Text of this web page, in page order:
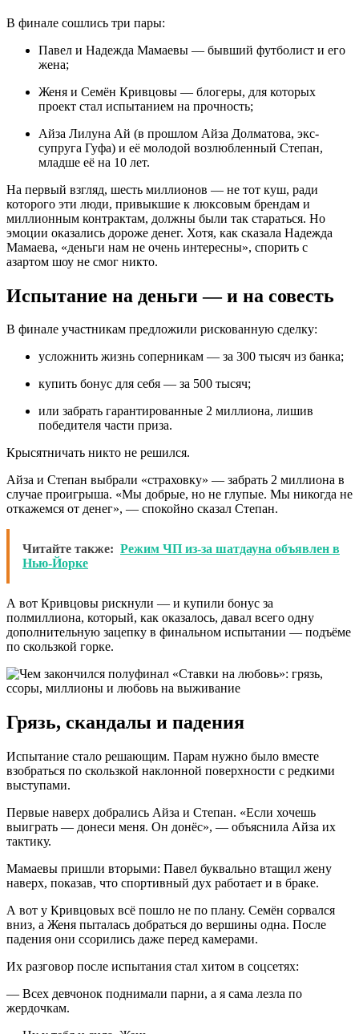
В финале сошлись три пары:
Павел и Надежда Мамаевы — бывший футболист и его
жена;
Женя и Семён Кривцовы — блогеры, для которых
проект стал испытанием на прочность;
Айза Лилуна Ай (в прошлом Айза Долматова, экс-
супруга Гуфа) и её молодой возлюбленный Степан,
младше её на 10 лет.
На первый взгляд, шесть миллионов — не тот куш, ради
которого эти люди, привыкшие к люксовым брендам и
миллионным контрактам, должны были так стараться. Но
эмоции оказались дороже денег. Хотя, как сказала Надежда
Мамаева, «деньги нам не очень интересны», спорить с
азартом шоу не смог никто.
Испытание на деньги — и на совесть
В финале участникам предложили рискованную сделку:
усложнить жизнь соперникам — за 300 тысяч из банка;
купить бонус для себя — за 500 тысяч;
или забрать гарантированные 2 миллиона, лишив
победителя части приза.
Крысятничать никто не решился.
Айза и Степан выбрали «страховку» — забрать 2 миллиона в
случае проигрыша. «Мы добрые, но не глупые. Мы никогда не
откажемся от денег», — спокойно сказал Степан.
Читайте также: Режим ЧП из-за шатдауна объявлен в
Нью-Йорке
А вот Кривцовы рискнули — и купили бонус за
полмиллиона, который, как оказалось, давал всего одну
дополнительную зацепку в финальном испытании — подъёме
по скользкой горке.
Грязь, скандалы и падения
Испытание стало решающим. Парам нужно было вместе
взобраться по скользкой наклонной поверхности с редкими
выступами.
Первые наверх добрались Айза и Степан. «Если хочешь
выиграть — донеси меня. Он донёс», — объяснила Айза их
тактику.
Мамаевы пришли вторыми: Павел буквально втащил жену
наверх, показав, что спортивный дух работает и в браке.
А вот у Кривцовых всё пошло не по плану. Семён сорвался
вниз, а Женя пыталась добраться до вершины одна. После
падения они ссорились даже перед камерами.
Их разговор после испытания стал хитом в соцсетях:
— Всех девчонок поднимали парни, а я сама лезла по
жердочкам.